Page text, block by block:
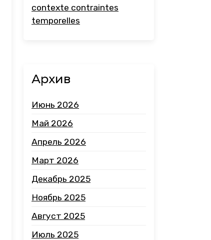
contexte contraintes
temporelles
Архив
Июнь 2026
Май 2026
Апрель 2026
Март 2026
Декабрь 2025
Ноябрь 2025
Август 2025
Июль 2025